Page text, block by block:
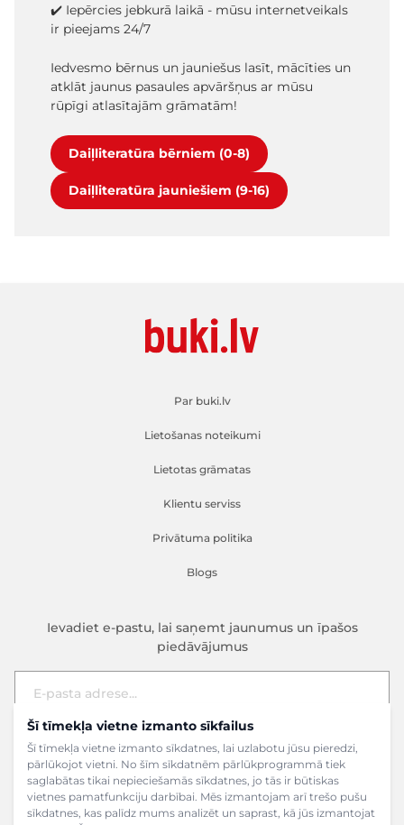
Šī tīmekļa vietne izmanto sīkfailus
Šī tīmekļa vietne izmanto sīkdatnes, lai uzlabotu jūsu pieredzi,
pārlūkojot vietni. No šīm sīkdatnēm pārlūkprogrammā tiek
saglabātas tikai nepieciešamās sīkdatnes, jo tās ir būtiskas
vietnes pamatfunkciju darbībai. Mēs izmantojam arī trešo pušu
sīkdatnes, kas palīdz mums analizēt un saprast, kā jūs izmantojat
✔️ Iepērcies jebkurā laikā - mūsu internetveikals
ir pieejams 24/7
Iedvesmo bērnus un jauniešus lasīt, mācīties un
atklāt jaunus pasaules apvāršņus ar mūsu
rūpīgi atlasītajām grāmatām!
Daiļliteratūra bērniem (0-8)
Daiļliteratūra jauniešiem (9-16)
Par buki.lv
Lietošanas noteikumi
Lietotas grāmatas
Klientu serviss
Privātuma politika
Blogs
Ievadiet e-pastu, lai saņemt jaunumus un īpašos
piedāvājumus
E-pasta adrese
Pieteikties